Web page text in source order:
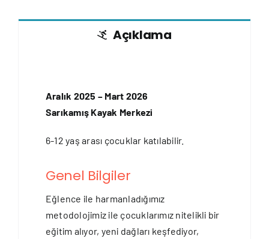
Açıklama
Aralık 2025 – Mart 2026
Sarıkamış Kayak Merkezi
6-12 yaş arası çocuklar katılabilir.
Genel Bilgiler
Eğlence ile harmanladığımız
metodolojimiz ile çocuklarımız nitelikli bir
eğitim alıyor, yeni dağları keşfediyor,